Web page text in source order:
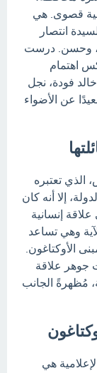
قصوى. هي
انتصار
وحسن. درست
اهتمام
فودة، نجل
عن الأضواء
الذي تعتبره
إلا أنه كان
إنسانية
وهي تساعد
الأوكتاغون.
جوهر علاقة
مُظهرةً الجانب
هي